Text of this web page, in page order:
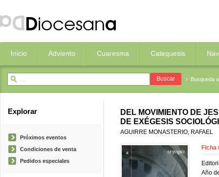
Inicio Adviento Cuaresma Catequesis
Busqueda
Explorar
Próximos eventos
Condiciones de venta
Pedidos especiales
DEL MOVIMIENTO DE
DE EXÉGESIS
AGUIRRE MONASTERIO, RAFAEL
Ficha
Año